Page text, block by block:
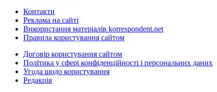
Контакти
Реклама на сайті
Використання матеріалів korrespondent.net
Правила користування сайтом
Договір користування сайтом
Політика у сфері конфіденційності і персональних даних
Угода щодо користування
Редакція